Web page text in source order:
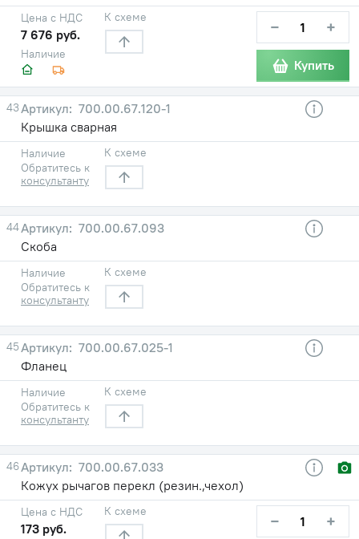
Наличие
Цена с НДС
7 676 руб.
К схеме − +
Купить
43
700.00.67.120-1
Крышка сварная
Наличие
Обратитесь к
консультанту
К схеме
44
700.00.67.093
Скоба
Наличие
Обратитесь к
консультанту
К схеме
45
700.00.67.025-1
Фланец
Наличие
Обратитесь к
консультанту
К схеме
46
700.00.67.033
Кожух рычагов перекл (резин.,чехол)
Цена с НДС
173 руб.
К схеме − +